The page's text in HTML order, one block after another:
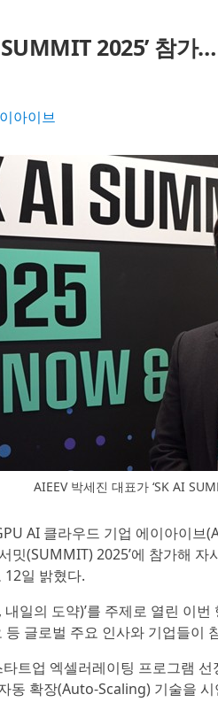
2025’ 참
아이브
AIEEV 박세진 대표가 ‘SK AI
AI 클라우드 기업 에이아이브
밋(SUMMIT) 2025’에 참가해
12일 밝혔다.
일의 도약)’를 주제로 열린 이
글로벌 주요 인사와 기업들이
트업 엑셀러레이팅 프로그램
동 확장(Auto-Scaling) 기술을